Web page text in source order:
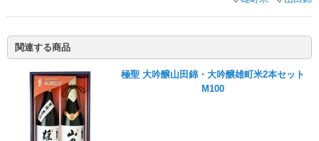
関連する商品
極聖 大吟醸山田錦・大吟醸雄町米2本セット
M100